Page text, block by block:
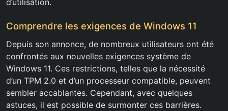
d’utilisation.
Comprendre les exigences de Windows 11
Depuis son annonce, de nombreux utilisateurs ont été
confrontés aux nouvelles exigences système de
Windows 11. Ces restrictions, telles que la nécessité
d’un TPM 2.0 et d’un processeur compatible, peuvent
sembler accablantes. Cependant, avec quelques
astuces, il est possible de surmonter ces barrières.